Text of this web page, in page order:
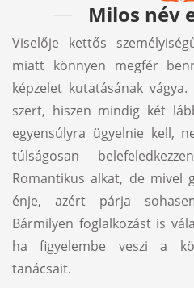
Milos név
Viselője kettős
miatt könnyen megfér
képzelet kutatásának
szert, hiszen mindig két
egyensúlyra ügyelnie kell,
túlságosan
Romantikus alkat, de mivel
énje, azért párja
Bármilyen foglalkozást is
ha figyelembe veszi a
tanácsait.